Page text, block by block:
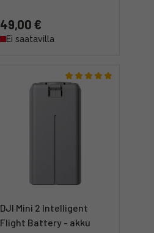
49,00 €
Ei saatavilla
DJI Mini 2 Intelligent
Flight Battery - akku